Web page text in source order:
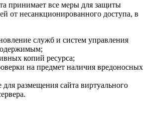
принимает все меры для защиты
от несанкционированного доступа, в
служб и систем управления
копий ресурса;
на предмет наличия вредоносных
для размещения сайта виртуального